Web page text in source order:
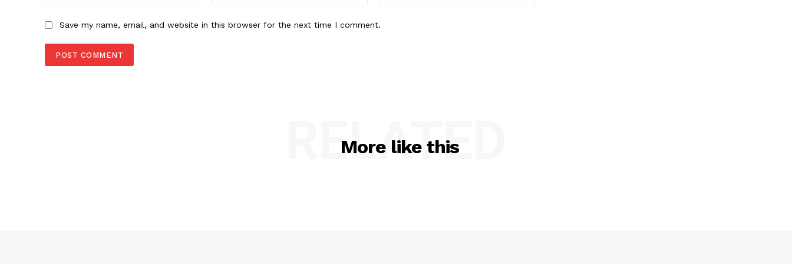
Save my name, email, and website in this browser for the next time I comment.
More like this
RELATED